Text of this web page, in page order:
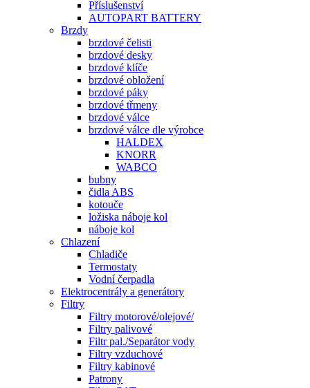
Příslušenství
AUTOPART BATTERY
Brzdy
brzdové čelisti
brzdové desky
brzdové klíče
brzdové obložení
brzdové páky
brzdové třmeny
brzdové válce
brzdové válce dle výrobce
HALDEX
KNORR
WABCO
bubny
čidla ABS
kotouče
ložiska náboje kol
náboje kol
Chlazení
Chladiče
Termostaty
Vodní čerpadla
Elektrocentrály a generátory
Filtry
Filtry motorové/olejové/
Filtry palivové
Filtr pal./Separátor vody
Filtry vzduchové
Filtry kabinové
Patrony